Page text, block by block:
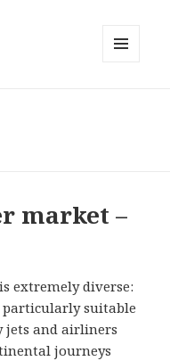
market –
extremely diverse:
suitable
jets and airliners
journeys